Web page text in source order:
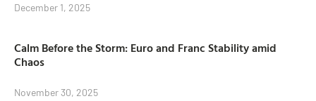
December 1, 2025
Calm Before the Storm: Euro and Franc Stability amid
Chaos
November 30, 2025